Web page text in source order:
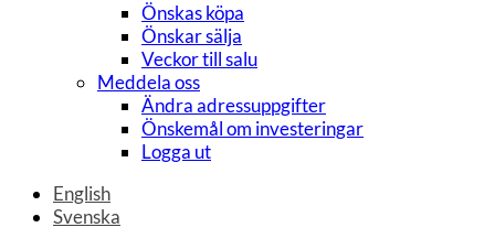
Önskas köpa
Önskar sälja
Veckor till salu
Meddela oss
Ändra adressuppgifter
Önskemål om investeringar
Logga ut
English
Svenska